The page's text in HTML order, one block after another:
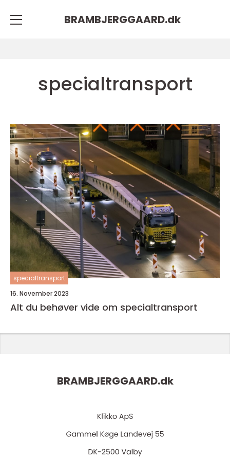
BRAMBJERGGAARD.dk
specialtransport
specialtransport
16. November 2023
Alt du behøver vide om specialtransport
BRAMBJERGGAARD.dk